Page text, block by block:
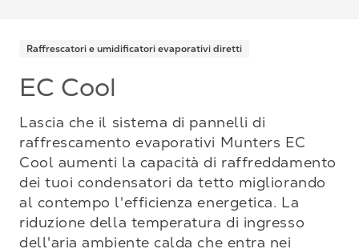
Raffrescatori e umidificatori evaporativi diretti
EC Cool
Lascia che il sistema di pannelli di
raffrescamento evaporativi Munters EC
Cool aumenti la capacità di raffreddamento
dei tuoi condensatori da tetto migliorando
al contempo l'efficienza energetica. La
riduzione della temperatura di ingresso
dell'aria ambiente calda che entra nei